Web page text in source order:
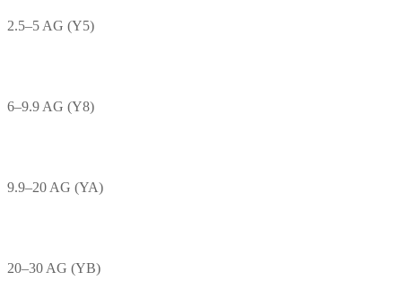
2.5–5 AG (Y5)
6–9.9 AG (Y8)
9.9–20 AG (YA)
20–30 AG (YB)